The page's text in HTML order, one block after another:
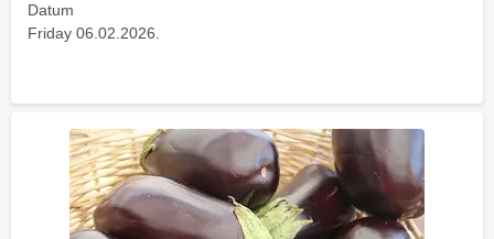
Datum
Friday 06.02.2026.